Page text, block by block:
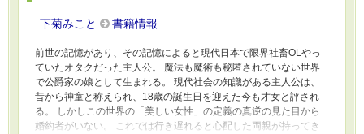
下菊みこと 書籍情報
前世の記憶があり、その記憶によると現代日本で限界社畜OLやっ
ていたオタクだった主人公。 魔法も魔術も秘匿されていない世界
で公爵家の娘として生まれる。 現代社会の知識がある主人公は、
昔から神童と称えられ、18歳の誕生日を迎えた今も才女と評され
る。 しかしこの世界の「美しい女性」の定義の真逆の見た目から
婚約者がいない。 これでは行き遅れると心配した両親が持ってき